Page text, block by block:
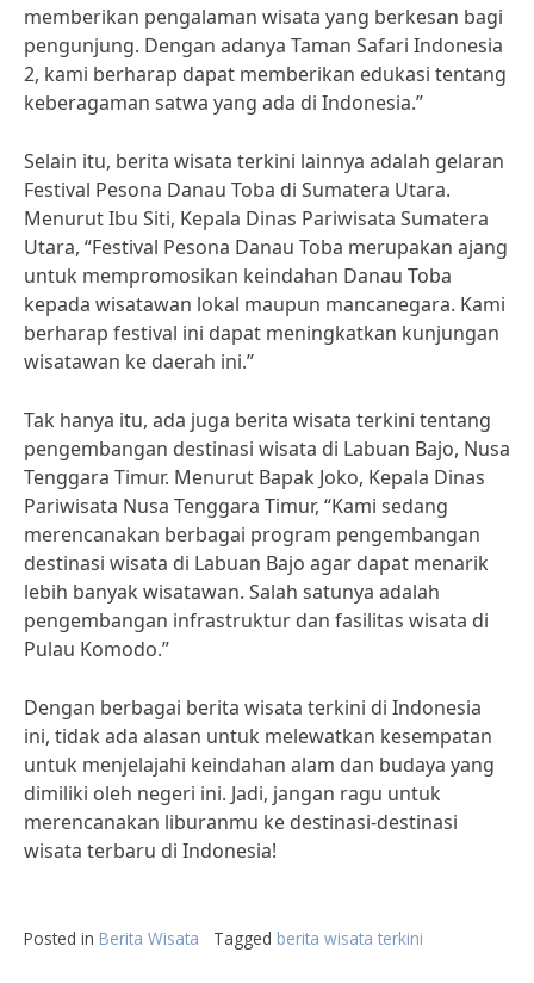
memberikan pengalaman wisata yang berkesan bagi
pengunjung. Dengan adanya Taman Safari Indonesia
2, kami berharap dapat memberikan edukasi tentang
keberagaman satwa yang ada di Indonesia.”
Selain itu, berita wisata terkini lainnya adalah gelaran
Festival Pesona Danau Toba di Sumatera Utara.
Menurut Ibu Siti, Kepala Dinas Pariwisata Sumatera
Utara, “Festival Pesona Danau Toba merupakan ajang
untuk mempromosikan keindahan Danau Toba
kepada wisatawan lokal maupun mancanegara. Kami
berharap festival ini dapat meningkatkan kunjungan
wisatawan ke daerah ini.”
Tak hanya itu, ada juga berita wisata terkini tentang
pengembangan destinasi wisata di Labuan Bajo, Nusa
Tenggara Timur. Menurut Bapak Joko, Kepala Dinas
Pariwisata Nusa Tenggara Timur, “Kami sedang
merencanakan berbagai program pengembangan
destinasi wisata di Labuan Bajo agar dapat menarik
lebih banyak wisatawan. Salah satunya adalah
pengembangan infrastruktur dan fasilitas wisata di
Pulau Komodo.”
Dengan berbagai berita wisata terkini di Indonesia
ini, tidak ada alasan untuk melewatkan kesempatan
untuk menjelajahi keindahan alam dan budaya yang
dimiliki oleh negeri ini. Jadi, jangan ragu untuk
merencanakan liburanmu ke destinasi-destinasi
wisata terbaru di Indonesia!
Posted in Berita Wisata Tagged berita wisata terkini